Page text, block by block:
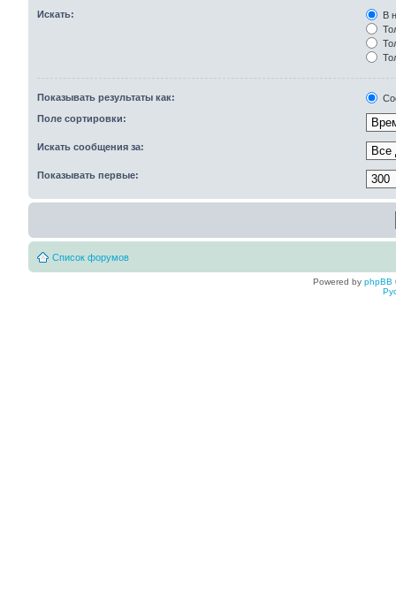
Искать:
В
Показывать результаты как:
Поле сортировки:
Искать сообщения за:
Показывать первые:
Список форумов
Powered by phpBB